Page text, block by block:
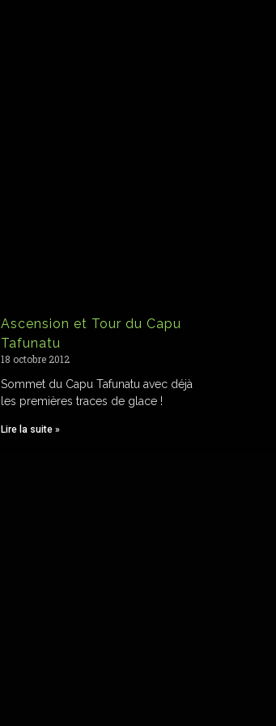
Ascension et Tour du Capu
Tafunatu
18 octobre 2012
Sommet du Capu Tafunatu avec déjà
les premières traces de glace !
Lire la suite »